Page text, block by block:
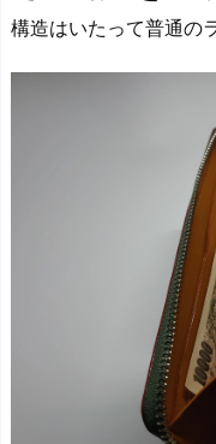
構造はいたって普通の